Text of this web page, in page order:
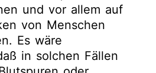
und vor allem auf
von Menschen
Es wäre
in solchen Fällen